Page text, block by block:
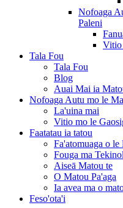
Nofoaga
Paleni
Vitio
Tala Fou
Tala Fou
Blog
Auai Mai ia
Nofoaga Autu mo le
La'uina mai
Vitio mo le
Faatatau ia tatou
Fa'atomuaga o le
Fouga ma
Aiseā Matou te
O Matou Pa'aga
Ia avea ma o
Feso'ota'i